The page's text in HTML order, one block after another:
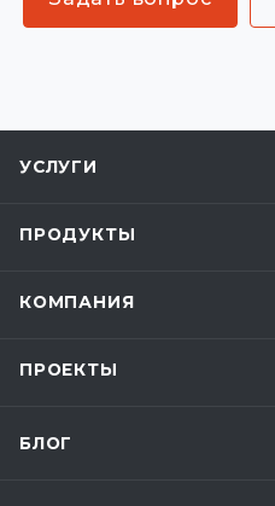
УСЛУГИ
ПРОДУКТЫ
КОМПАНИЯ
ПРОЕКТЫ
БЛОГ